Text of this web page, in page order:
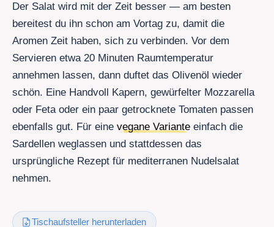
Der Salat wird mit der Zeit besser — am besten
bereitest du ihn schon am Vortag zu, damit die
Aromen Zeit haben, sich zu verbinden. Vor dem
Servieren etwa 20 Minuten Raumtemperatur
annehmen lassen, dann duftet das Olivenöl wieder
schön. Eine Handvoll Kapern, gewürfelter Mozzarella
oder Feta oder ein paar getrocknete Tomaten passen
ebenfalls gut. Für eine vegane Variante einfach die
Sardellen weglassen und stattdessen das
ursprüngliche Rezept für mediterranen Nudelsalat
nehmen.
Tischaufsteller herunterladen